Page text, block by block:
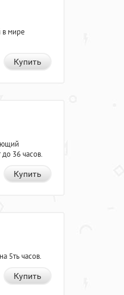
в мире
Купить
36 часов.
Купить
5ть часов.
Купить